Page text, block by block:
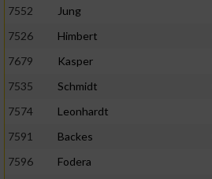
7552
Jung
7526
Himbert
7679
Kasper
7535
Schmidt
7574
Leonhardt
7591
Backes
7596
Fodera